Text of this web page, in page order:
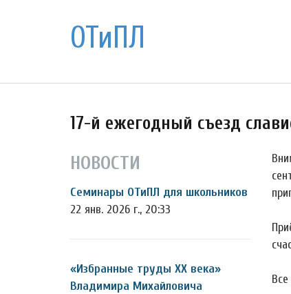
ОТиПЛ
17-й ежегодный съезд
НОВОСТИ
Семинары ОТиПЛ для школьников
22 янв. 2026 г., 20:33
«Избранные труды ХХ века»
Владимира Михайловича